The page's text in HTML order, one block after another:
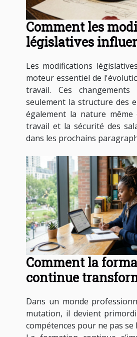
Comment les
législatives
Les modifications
moteur essentiel de
travail. Ces changements
seulement la structure des
également la nature même
travail et la sécurité des
dans les prochains
Comment la
continue
Dans un monde
mutation, il devient
compétences pour ne pas se